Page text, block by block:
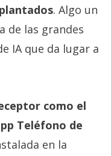
. Algo un
de las grandes
IA que da lugar a
como el
Teléfono de
en la